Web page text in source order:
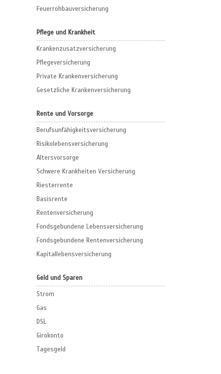
Feuerrohbauversicherung
Pflege und Krankheit
Krankenzusatzversicherung
Pflegeversicherung
Private Krankenversicherung
Gesetzliche Krankenversicherung
Rente und Vorsorge
Berufs­unfähigkeitsversicherung
Risikolebensversicherung
Altersvorsorge
Schwere Krankheiten Versicherung
Riesterrente
Basisrente
Rentenversicherung
Fondsgebundene Lebensversicherung
Fondsgebundene Rentenversicherung
Kapitallebensversicherung
Geld und Sparen
Strom
Gas
DSL
Girokonto
Tagesgeld